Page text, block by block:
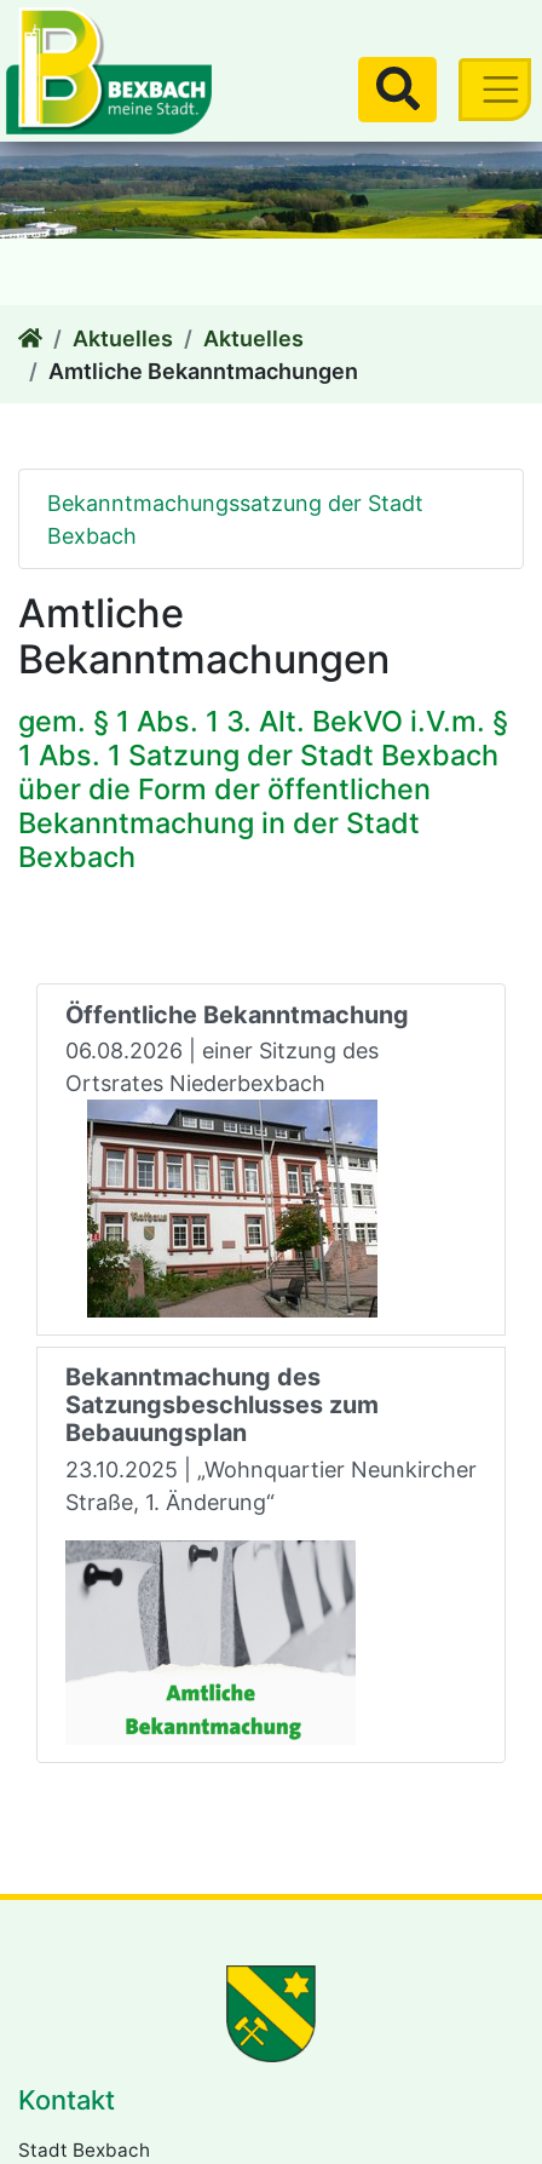
zum Inhalt
Suchen
Aktuelles
Aktuelles
Amtliche Bekanntmachungen
Bekanntmachungssatzung der Stadt
Bexbach
Amtliche
Bekanntmachungen
gem. § 1 Abs. 1 3. Alt. BekVO i.V.m. §
1 Abs. 1 Satzung der Stadt Bexbach
über die Form der öffentlichen
Bekanntmachung in der Stadt
Bexbach
Öffentliche Bekanntmachung
06.08.2026 | einer Sitzung des
Ortsrates Niederbexbach
Bekanntmachung des
Satzungsbeschlusses zum
Bebauungsplan
23.10.2025 | „Wohnquartier Neunkircher
Straße, 1. Änderung“
Kontakt
Stadt Bexbach